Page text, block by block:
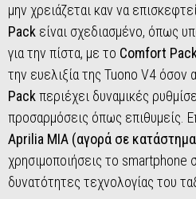
μην χρειάζεται καν να
Pack είναι σχεδιασμένο, όπως
για την πίστα, με το Comfort
την ευελιξία της Tuono V4 όσον
Packπεριέχει δυναμικές
προσαρμόσεις όπως επιθυμείς.
Aprilia MIA (αγορά σε
χρησιμοποιήσεις το smartphone
δυνατότητες τεχνολογίας του